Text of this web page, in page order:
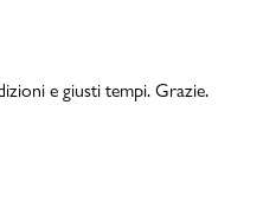
e giusti tempi. Grazie.